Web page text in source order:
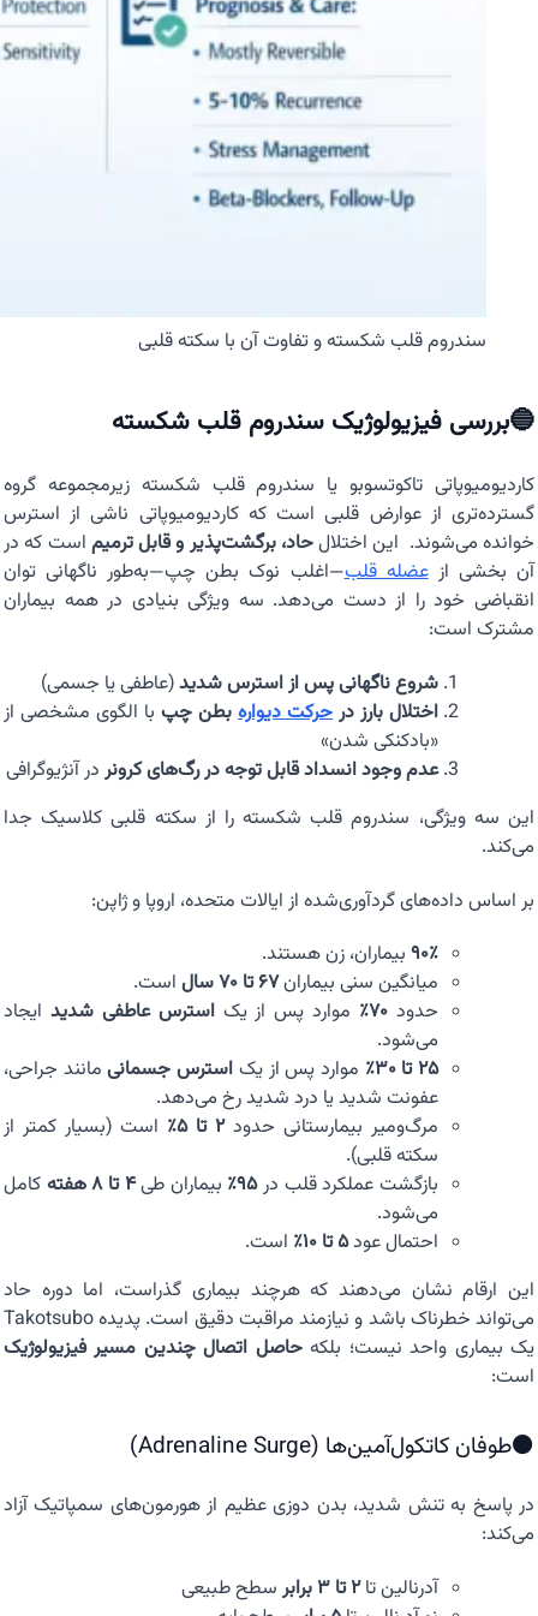
سندروم قلب شکسته و تفاوت آن با سکته قلبی
🔵بررسی فیزیولوژیک سندروم قلب شکسته
کاردیومیوپاتی تاکوتسوبو یا سندروم قلب شکسته زیرمجموعه گروه
گسترده‌تری از عوارض قلبی است که کاردیومیوپاتی ناشی از استرس
خوانده می‌شوند. این اختلالحاد، برگشت‌پذیر و قابل ترمیم است که در
آن بخشی ازعضله قلب—اغلب نوک بطن چپ—به‌طور ناگهانی توان
انقباضی خود را از دست می‌دهد. سه ویژگی بنیادی در همه بیماران
مشترک است:
شروع ناگهانی پس از استرس شدید(عاطفی یا جسمی)
اختلال بارز در حرکت دیواره بطن چپ با الگوی مشخصی از
«بادکنکی شدن»
عدم وجود انسداد قابل توجه در رگ‌های کرونر در آنژیوگرافی
این سه ویژگی، سندروم قلب شکسته را از سکته قلبی کلاسیک جدا
می‌کند.
بر اساس داده‌های گردآوری‌شده از ایالات متحده، اروپا و ژاپن:
۹۰٪ بیماران، زن هستند.
میانگین سنی بیماران۶۷ تا ۷۰ سال
است.
حدود ۷۰٪ موارد پس از یکاسترس عاطفی شدید ایجاد
می‌شود.
۲۵ تا ۳۰٪
موارد پس از یک استرس جسمانیمانند جراحی،
عفونت شدید یا درد شدید رخ می‌دهد.
مرگ‌ومیر بیمارستانی حدود۲ تا ۵٪
است (بسیار کمتر از
سکته قلبی).
بازگشت عملکرد قلب در۹۵٪ بیماران طی۴ تا ۸ هفته
کامل
می‌شود.
احتمال عود۵ تا ۱۰٪
است.
این ارقام نشان می‌دهند که هرچند بیماری گذراست، اما دوره حاد
می‌تواند خطرناک باشد و نیازمند مراقبت دقیق است. پدیده Takotsubo
یک بیماری واحد نیست؛ بلکهحاصل اتصال چندین مسیر فیزیولوژیک
است:
⚫طوفان کاتکول‌آمین‌ها (Adrenaline Surge)
در پاسخ به تنش شدید، بدن دوزی عظیم از هورمون‌های سمپاتیک آزاد
می‌کند:
آدرنالین تا۲ تا ۳ برابر
سطح طبیعی